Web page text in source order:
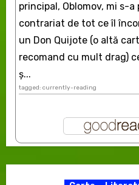
principal, Oblomov, mi s-
contrariat de tot ce îl
un Don Quijote (o altă
recomand cu mult drag)
ș...
tagged: currently-reading